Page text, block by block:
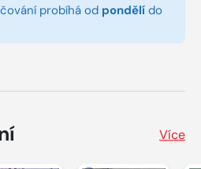
probíhá od pondělí do
Více